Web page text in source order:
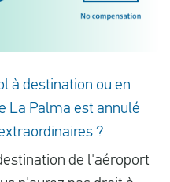
à destination ou en
La Palma est annulé
?
de l'aéroport